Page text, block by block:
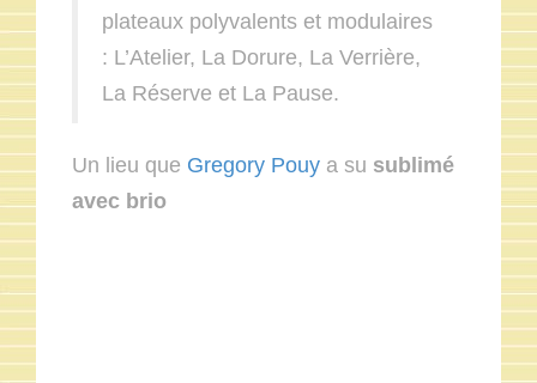
plateaux polyvalents et modulaires
: L’Atelier, La Dorure, La Verrière,
La Réserve et La Pause.
Un lieu que Gregory Pouy a su sublimé
avec brio